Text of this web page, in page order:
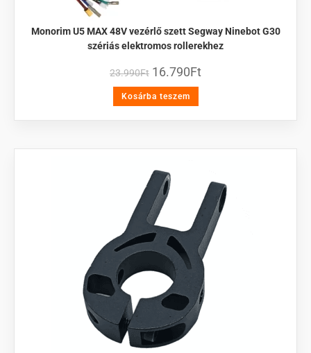
Monorim U5 MAX 48V vezérlő szett Segway Ninebot G30
szériás elektromos rollerekhez
23.990Ft 16.790Ft
Kosárba teszem